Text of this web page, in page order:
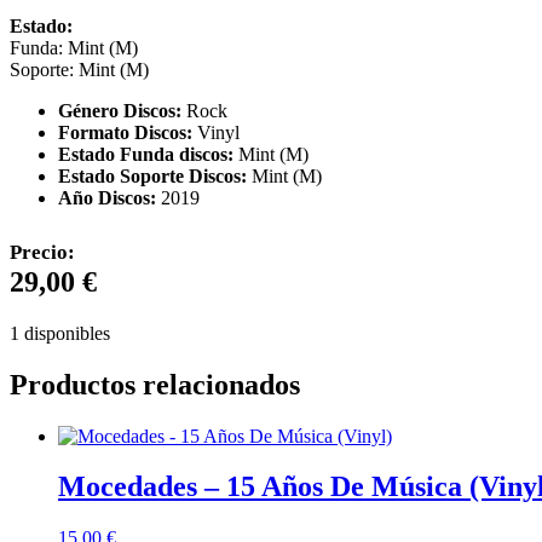
Estado:
Funda: Mint (M)
Soporte: Mint (M)
Género Discos: Rock
Formato Discos: Vinyl
Estado Funda discos: Mint (M)
Estado Soporte Discos: Mint (M)
Año Discos: 2019
Precio:
29,00 €
1 disponibles
Productos relacionados
Mocedades – 15 Años De Música